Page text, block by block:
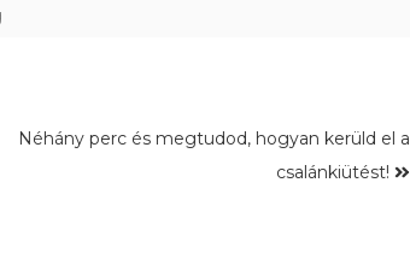
Néhány perc és megtudod, hogyan kerüld el a
csalánkiütést!